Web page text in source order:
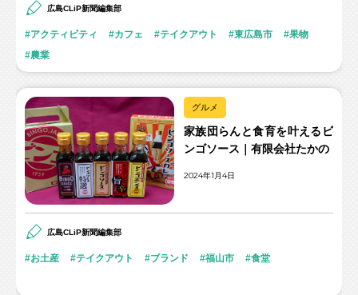
広島CLiP新聞編集部
アクティビティ カフェ テイクアウト 東広島市
果物
農業
グルメ
家族団らんと食育を叶えるビ
ンゴソース｜有限会社たかの
2024年1月4日
広島CLiP新聞編集部
お土産 テイクアウト ブランド 福山市 食堂